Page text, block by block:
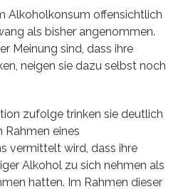
Alkoholkonsum offensichtlich
als bisher angenommen.
Meinung sind, dass ihre
neigen sie dazu selbst noch
zufolge trinken sie deutlich
Rahmen eines
vermittelt wird, dass ihre
Alkohol zu sich nehmen als
hatten. Im Rahmen dieser